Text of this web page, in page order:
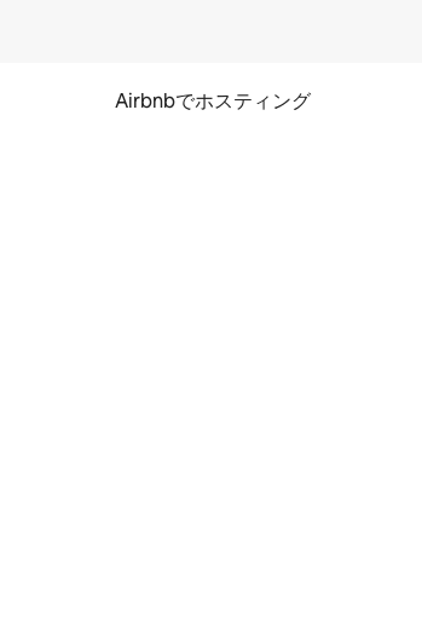
Airbnbでホスティング